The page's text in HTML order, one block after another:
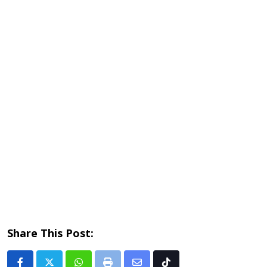
Share This Post: